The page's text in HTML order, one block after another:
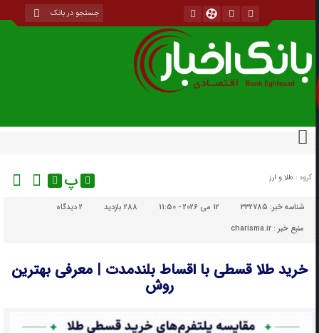
گروه : طلا و ارز پ
شناسه خبر:332785 12 می 2026 - 11:50 288 بازدید
دیدگاه
منبع خبر : charisma.ir
خرید طلا قسطی با اقساط بلندمدت | معرفی بهترین
روش